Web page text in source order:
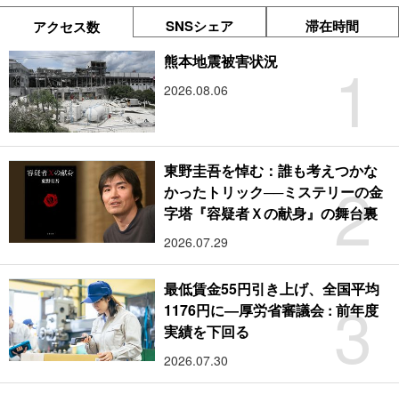
アクセス数 SNSシェア 滞在時間
1
熊本地震被害状況
2026.08.06
2
東野圭吾を悼む：誰も考えつかな
かったトリック──ミステリーの金
字塔『容疑者Ｘの献身』の舞台裏
2026.07.29
3
最低賃金55円引き上げ、全国平均
1176円に―厚労省審議会 : 前年度
実績を下回る
2026.07.30